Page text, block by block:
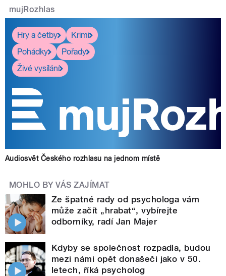
mujRozhlas
Hry a četby
Krimi
Pohádky
Pořady
Živé vysílání
Audiosvět Českého rozhlasu na jednom místě
MOHLO BY VÁS ZAJÍMAT
Ze špatné rady od psychologa vám
může začít „hrabat“, vybírejte
odborníky, radí Jan Majer
Kdyby se společnost rozpadla, budou
mezi námi opět donašeči jako v 50.
letech, říká psycholog